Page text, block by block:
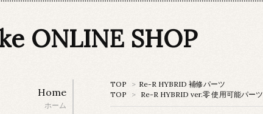
ONLINE SHOP
TOP > Re-R HYBRID 補修パーツ
TOP
> Re-R HYBRID ver.零 使用可能パーツ
Home
ホーム